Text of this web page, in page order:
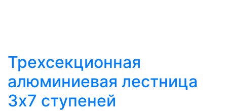
Трехсекционная
алюминиевая лестница
3х7 ступеней